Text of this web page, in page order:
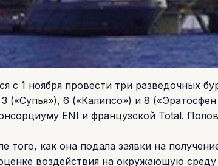
с 1 ноября провести три разведочных
(«Супья»), 6 («Калипсо») и 8
ENI и французской Total.
того, как она подала заявки на
воздействия на окружающую